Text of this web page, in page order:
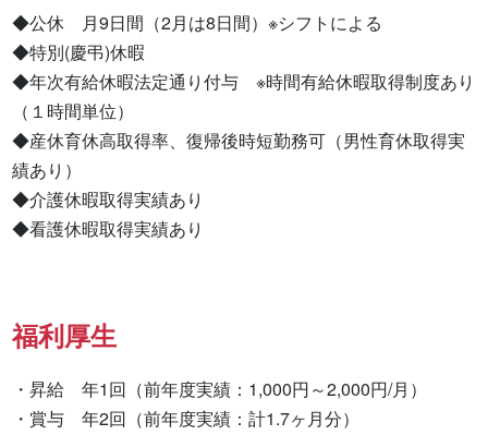
◆公休　月9日間（2月は8日間）※シフトによる
◆特別(慶弔)休暇
◆年次有給休暇法定通り付与　※時間有給休暇取得制度あり
（１時間単位）
◆産休育休高取得率、復帰後時短勤務可（男性育休取得実
績あり）
◆介護休暇取得実績あり
◆看護休暇取得実績あり
福利厚生
・昇給　年1回（前年度実績：1,000円～2,000円/月）
・賞与　年2回（前年度実績：計1.7ヶ月分）